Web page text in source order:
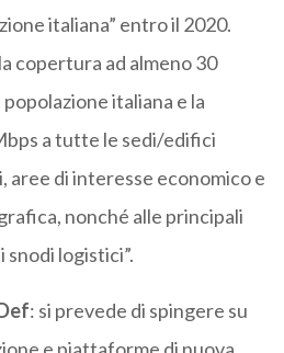
italiana” entro il 2020.
copertura ad almeno 30
italiana e la
a tutte le sedi/edifici
aree di interesse economico e
nonché alle principali
logistici”.
: si prevede di spingere su